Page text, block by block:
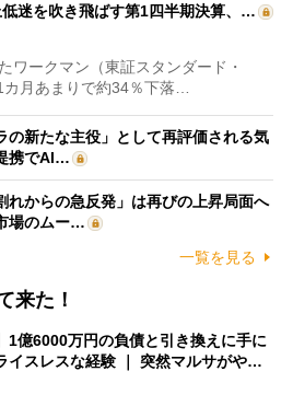
迷を吹き飛ばす第1四半期決算、…
ークマン（東証スタンダード・
月あまりで約34％下落…
の新たな主役」として再評価される気
携でAI…
れからの急反発」は再びの上昇局面へ
場のムー…
一覧を見る
来た！
1億6000万円の負債と引き換えに手に
イスレスな経験 ｜ 突然マルサがや…